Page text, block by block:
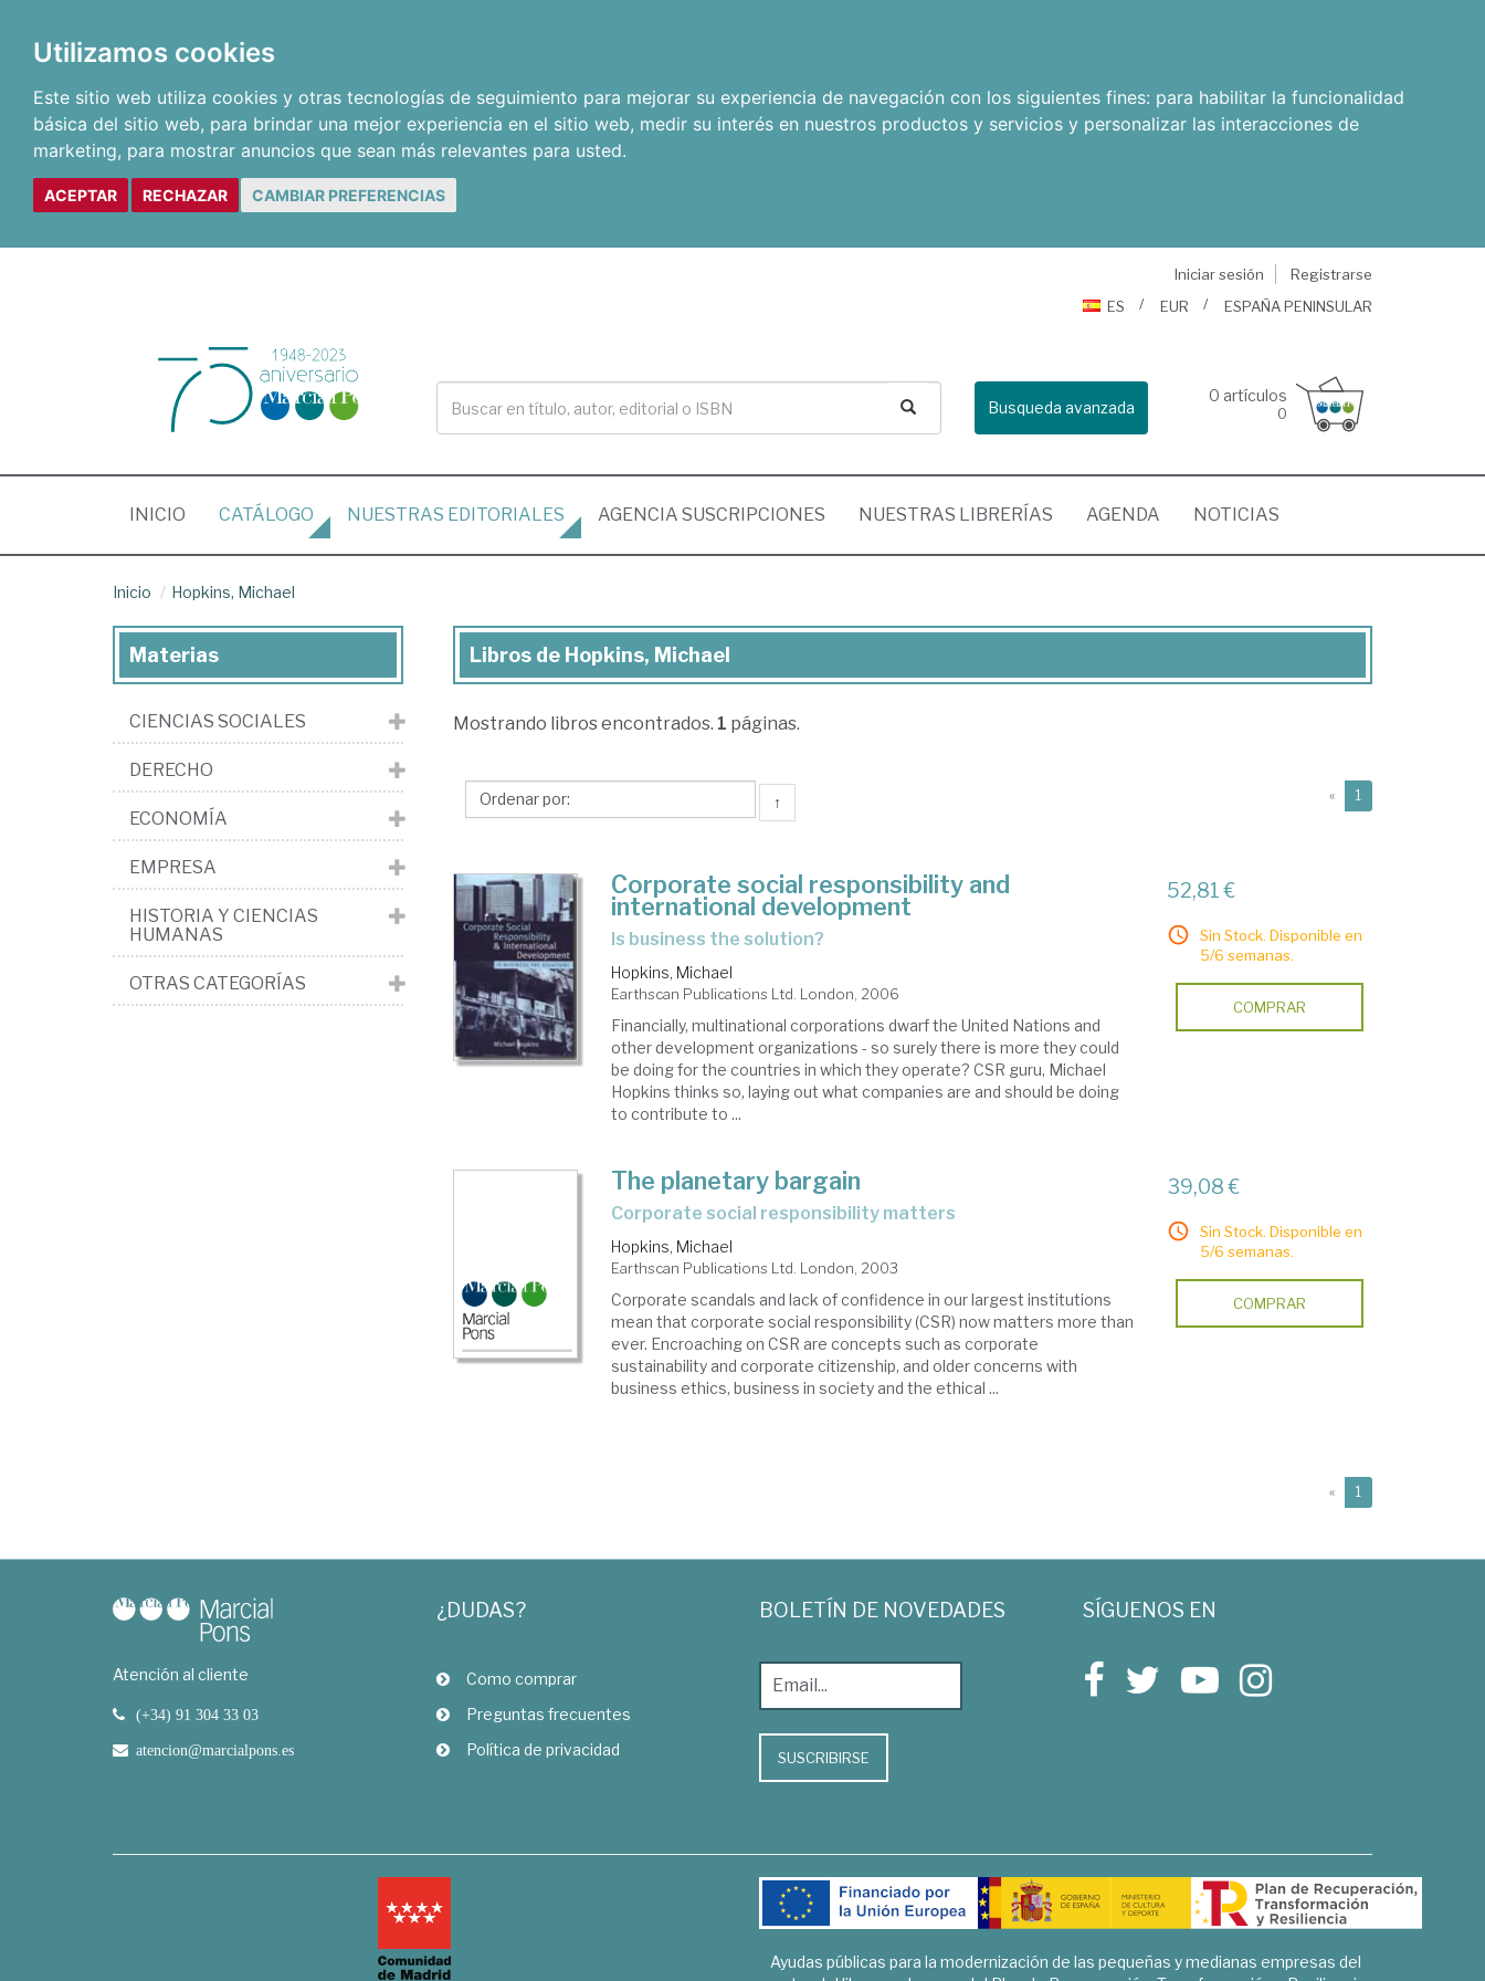
Utilizamos cookies
Este sitio web utiliza cookies y otras tecnologías de seguimiento para mejorar su experiencia de navegación con los siguientes fines: para habilitar la funcionalidad
básica del sitio web, para brindar una mejor experiencia en el sitio web, medir su interés en nuestros productos y servicios y personalizar las interacciones de
marketing, para mostrar anuncios que sean más relevantes para usted.
ACEPTAR RECHAZAR CAMBIAR PREFERENCIAS
Iniciar sesión
Registrarse
ES
EUR ESPAÑA PENINSULAR
Busqueda avanzada
0 artículos
0
INICIO (CURRENT)
CATÁLOGO NUESTRAS EDITORIALES AGENCIA SUSCRIPCIONES NUESTRAS LIBRERÍAS AGENDA NOTICIAS
Inicio Hopkins, Michael
Libros
Hopkins,
Libros de Hopkins, Michael
Mostrando libros encontrados. 1 páginas.
↑ « 1
Corporate social responsibility and
international development
is business the solution?
Hopkins, Michael
Earthscan Publications Ltd. London, 2006
Financially, multinational corporations dwarf the United Nations and
other development organizations - so surely there is more they could
be doing for the countries in which they operate? CSR guru, Michael
Hopkins thinks so, laying out what companies are and should be doing
to contribute to ...
52,81 €
Sin Stock. Disponible en
5/6 semanas.
COMPRAR
The planetary bargain
corporate social responsibility matters
Hopkins, Michael
Earthscan Publications Ltd. London, 2003
Corporate scandals and lack of confidence in our largest institutions
mean that corporate social responsibility (CSR) now matters more than
ever. Encroaching on CSR are concepts such as corporate
sustainability and corporate citizenship, and older concerns with
business ethics, business in society and the ethical ...
39,08 €
Sin Stock. Disponible en
5/6 semanas.
COMPRAR
« 1
Materias
CIENCIAS SOCIALES
DERECHO
ECONOMÍA
EMPRESA
HISTORIA Y CIENCIAS
HUMANAS
OTRAS CATEGORÍAS
Atención al cliente
(+34) 91 304 33 03
atencion@marcialpons.es
¿DUDAS?
Como comprar
Preguntas frecuentes
Política de privacidad
BOLETÍN DE NOVEDADES
SUSCRIBIRSE
SÍGUENOS EN
Ayudas públicas para la modernización de las pequeñas y medianas empresas del